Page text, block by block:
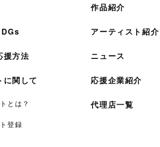
援方法
に関して
とは？
登録
作品紹介
アーティスト紹介
ニュース
応援企業紹介
代理店一覧